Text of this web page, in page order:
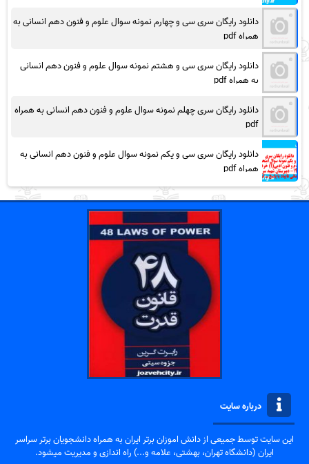
دانلود رایگان سری سی و چهارم نمونه سوال علوم و فنون دهم انسانی به
همراه pdf
دانلود رایگان سری سی و هشتم نمونه سوال علوم و فنون دهم انسانی
به همراه pdf
دانلود رایگان سری چهلم نمونه سوال علوم و فنون دهم انسانی به همراه
pdf
دانلود رایگان سری سی و یکم نمونه سوال علوم و فنون دهم انسانی به
همراه pdf
درباره سایت
این سایت توسط جمیعی از دانش اموزان برتر ایران به همراه دانشجویان برتر سراسر
ایران (دانشگاه تهران، بهشتی، علامه و...) راه اندازی و مدیریت میشود.